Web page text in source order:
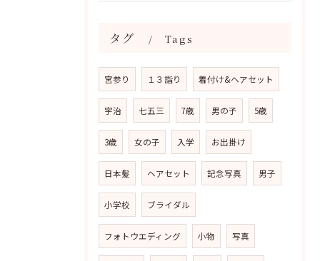
タグ Tags
宮参り １３詣り 着付け&ヘアセット
宇治 七五三 7歳 男の子 5歳
3歳 女の子 入学 お出掛け
日本髪 ヘアセット 記念写真 男子
小学校 ブライダル
フォトウエディング 小物 写真